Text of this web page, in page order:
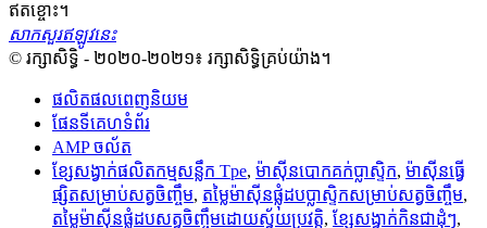
ឥតខ្ចោះ។
សាកសួរឥឡូវនេះ
© រក្សាសិទ្ធិ - ២០២០-២០២១៖ រក្សាសិទ្ធិគ្រប់យ៉ាង។
ផលិតផលពេញនិយម
ផែនទីគេហទំព័រ
AMP ចល័ត
ខ្សែសង្វាក់ផលិតកម្មសន្លឹក Tpe, ម៉ាស៊ីនបោកគក់ប្លាស្ទិក, ម៉ាស៊ីន​ធ្វើ​
ផ្សិត​សម្រាប់​សត្វ​ចិញ្ចឹម, តម្លៃម៉ាស៊ីនផ្លុំដបប្លាស្ទិកសម្រាប់សត្វចិញ្ចឹម,
តម្លៃម៉ាស៊ីនផ្លុំដបសត្វចិញ្ចឹមដោយស្វ័យប្រវត្តិ, ខ្សែសង្វាក់​កិន​ជា​ដុំៗ,